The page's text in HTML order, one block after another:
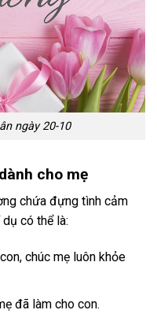
ngày 20-10
cho mẹ
chứa đựng tình cảm
có thể là:
chúc mẹ luôn khỏe
đã làm cho con.